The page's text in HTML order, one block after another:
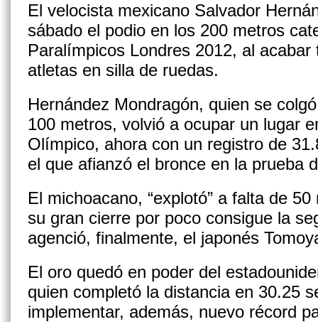
El velocista mexicano Salvador
sábado el podio en los 200 metros
Paralímpicos Londres 2012, al
atletas en silla de ruedas.
Hernández Mondragón, quien se
100 metros, volvió a ocupar un lugar
Olímpico, ahora con un registro de
el que afianzó el bronce en la prueba
El michoacano, “explotó” a falta de
su gran cierre por poco consigue la
agenció, finalmente, el japonés
El oro quedó en poder del
quien completó la distancia en 30.25
implementar, además, nuevo récord